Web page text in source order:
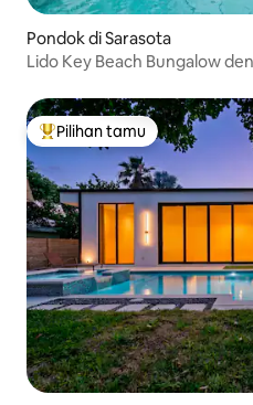
Pondok di Sarasota
Lido Key Beach Bungalow
Pilihan tamu terpopuler
Pilihan tamu